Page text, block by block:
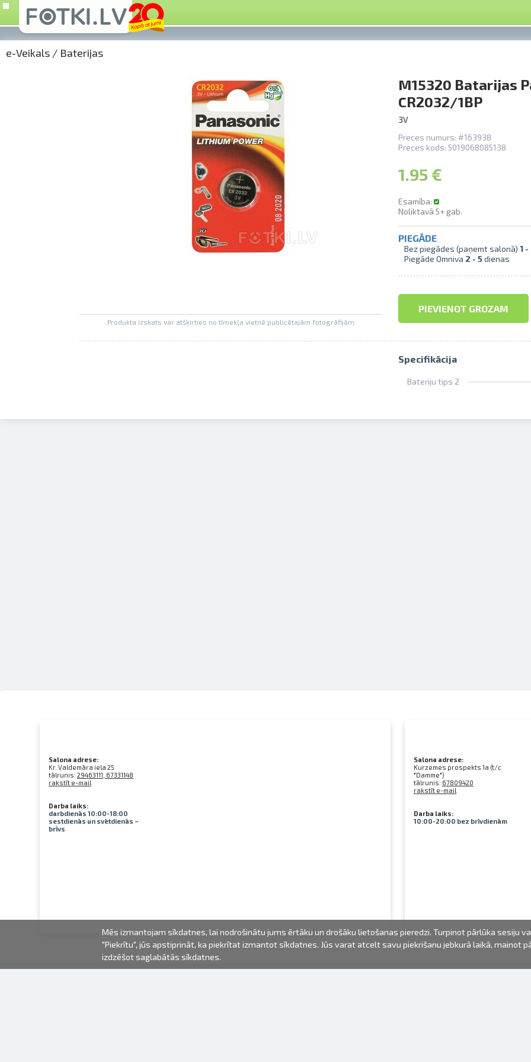
e-Veikals / Baterijas
Produkta izskats var atšķirties no tīmekļa vietnē publicētajām fotogrāfijām
M15320 Batarijas
CR2032/1BP
3V
Preces numurs: #163938
Preces kods: 5019068085138
1.95 €
Esamība:
Noliktavā 5+ gab.
PIEGĀDE
Bez piegādes (paņemt salonā) 1 -
Piegāde Omniva 2 - 5 dienas
PIEVIENOT GROZAM
Specifikācija
Bateriju tips 2
Salona adrese:
Kr. Valdemāra iela 25
tālrunis: 29463111, 67331148
rakstīt e-mail
Darba laiks:
darbdienās 10:00-18:00
sestdienās un svētdienās –
brīvs
Salona adrese:
Kurzemes prospekts 1a (t/c
"Damme")
tālrunis: 67809420
rakstīt e-mail
Darba laiks:
10:00-20:00 bez brīvdienām
Mēs izmantojam sīkdatnes, lai nodrošinātu jums ērtāku un drošāku lietošanas pieredzi. Turpinot pārlūka sesiju
"Piekrītu", jūs apstiprināt, ka piekrītat izmantot sīkdatnes. Jūs varat atcelt savu piekrišanu jebkurā laikā, mainot
izdzēšot saglabātās sīkdatnes.